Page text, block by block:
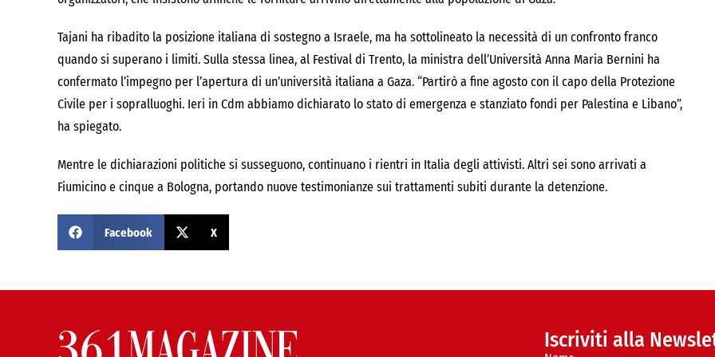
Tajani ha ribadito la posizione italiana di sostegno a Israele, ma ha sottolineato la necessità di un confronto franco
quando si superano i limiti. Sulla stessa linea, al Festival di Trento, la ministra dell’Università Anna Maria Bernini ha
confermato l’impegno per l’apertura di un’università italiana a Gaza. “Partirò a fine agosto con il capo della Protezione
Civile per i sopralluoghi. Ieri in Cdm abbiamo dichiarato lo stato di emergenza e stanziato fondi per Palestina e Libano”,
ha spiegato.
Mentre le dichiarazioni politiche si susseguono, continuano i rientri in Italia degli attivisti. Altri sei sono arrivati a
Fiumicino e cinque a Bologna, portando nuove testimonianze sui trattamenti subiti durante la detenzione.
Facebook X
Iscriviti alla